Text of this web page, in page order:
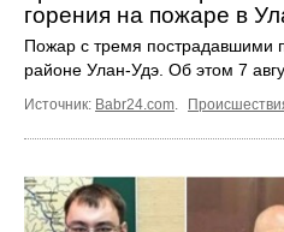
горения на пожаре в
Пожар с тремя пострадавшими
районе Улан-Удэ. Об этом 7
Источник: Babr24.com.